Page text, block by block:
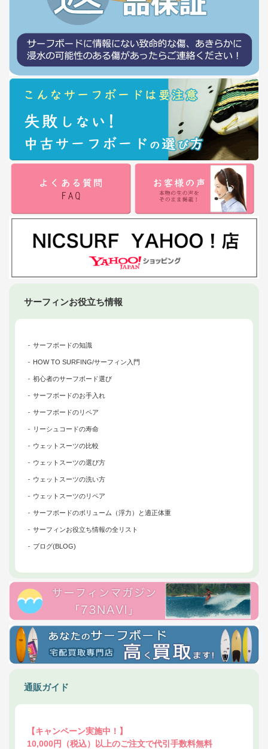
サーフィンお役立ち情報
サーフボードの知識
HOW TO SURFING/サーフィン入門
初心者のサーフボード選び
サーフボードのお手入れ
サーフボードのリペア
リーシュコードの寿命
ウェットスーツの比較
ウェットスーツの選び方
ウェットスーツの洗い方
ウェットスーツのリペア
サーフボードのボリューム（浮力）と適正体重
サーフィンお役立ち情報の全リスト
ブログ(BLOG)
通販ガイド
【キャンペーン実施中！】
10,000円（税込）以上のご注文で代引手数料無料